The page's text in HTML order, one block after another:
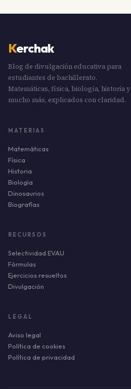
Kerchak
Blog de divulgación educativa para
estudiantes de bachillerato.
Matemáticas, física, biología, historia y
mucho más, explicados con claridad.
MATERIAS
Matemáticas
Física
Historia
Biología
Dinosaurios
Biografías
RECURSOS
Selectividad EVAU
Fórmulas
Ejercicios resueltos
Divulgación
LEGAL
Aviso legal
Política de cookies
Política de privacidad